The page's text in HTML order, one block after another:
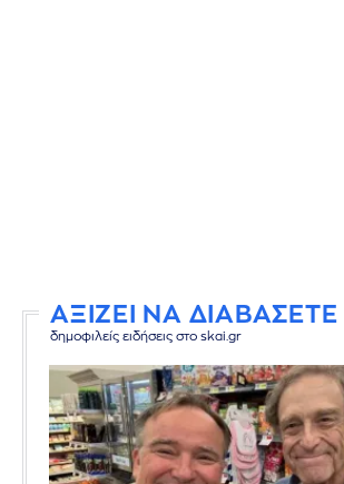
ΑΞΙΖΕΙ ΝΑ ΔΙΑΒΑΣΕΤΕ
δημοφιλείς ειδήσεις στο skai.gr